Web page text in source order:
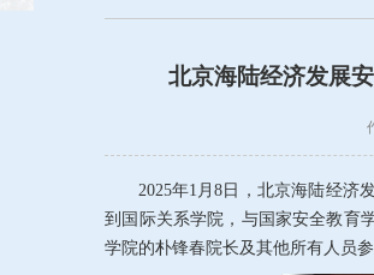
北京海陆经济发展
2025年1 月8 日，北京海陆经济
到国际关系学院，与国家安全教育
学院的朴锋春院长及其他所有人员参